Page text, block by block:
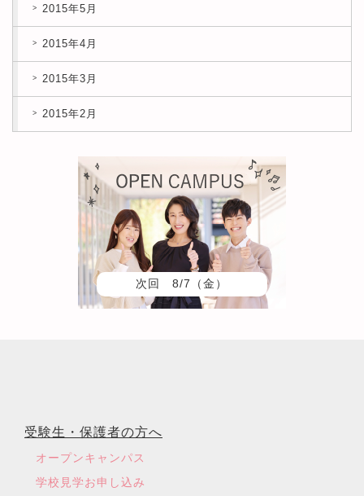
2015年5月
2015年4月
2015年3月
2015年2月
次回 8/7（金）
受験生・保護者の方へ
オープンキャンパス
学校見学お申し込み